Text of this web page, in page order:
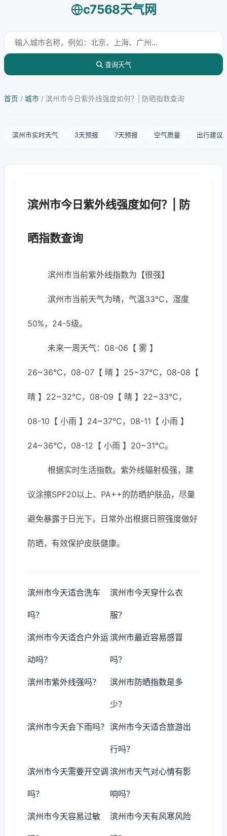
c7568天气网
查询天气
首页 / 城市 / 滨州市今日紫外线强度如何？| 防晒指数查询
滨州市实时天气 3天预报 7天预报 空气质量 出行建议
滨州市今日紫外线强度如何？| 防
晒指数查询
滨州市当前紫外线指数为【很强】
滨州市当前天气为晴，气温33℃，湿度
50%，24-5级。
未来一周天气：08-06【 雾 】
26~36℃，08-07【 晴 】25~37℃，08-08【
晴 】22~32℃，08-09【 晴 】22~33℃，
08-10【 小雨 】24~37℃，08-11【 小雨 】
24~36℃，08-12【 小雨 】20~31℃。
根据实时生活指数。紫外线辐射极强，建
议涂擦SPF20以上、PA++的防晒护肤品，尽量
避免暴露于日光下。日常外出根据日照强度做好
防晒，有效保护皮肤健康。
滨州市今天适合洗车
吗？
滨州市今天穿什么衣
服？
滨州市今天适合户外运
动吗？
滨州市最近容易感冒
吗？
滨州市紫外线强吗？ 滨州市防晒指数是多
少？
滨州市今天会下雨吗？ 滨州市今天适合旅游出
行吗？
滨州市今天需要开空调
吗？
滨州市天气对心情有影
响吗？
滨州市今天容易过敏 滨州市今天有风寒风险